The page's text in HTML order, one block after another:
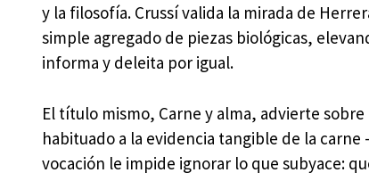
y la filosofía. Crussí valida la mirada de
simple agregado de piezas biológicas,
informa y deleita por igual.
El título mismo, Carne y alma, advierte
habituado a la evidencia tangible de la
vocación le impide ignorar lo que subyace: